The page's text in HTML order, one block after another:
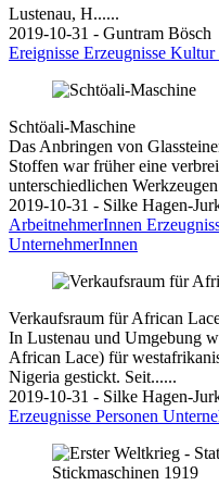
Lustenau, H......
2019-10-31 - Guntram Bösch
Ereignisse Erzeugnisse Kultur
Schtöali-Maschine
Das Anbringen von
Stoffen war früher eine
unterschiedlichen
2019-10-31 - Silke Hagen-
ArbeitnehmerInnen
UnternehmerInnen
Verkaufsraum für African
In Lustenau und Umgebung
African Lace) für
Nigeria gestickt. Seit......
2019-10-31 - Silke Hagen-
Erzeugnisse Personen